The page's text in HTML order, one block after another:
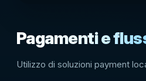
Pagamenti e
Utilizzo di soluzioni payment